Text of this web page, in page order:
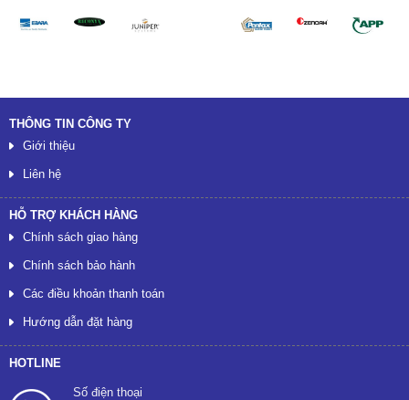
THÔNG TIN CÔNG TY
Giới thiệu
Liên hệ
HỖ TRỢ KHÁCH HÀNG
Chính sách giao hàng
Chính sách bảo hành
Các điều khoản thanh toán
Hướng dẫn đặt hàng
HOTLINE
Số điện thoại